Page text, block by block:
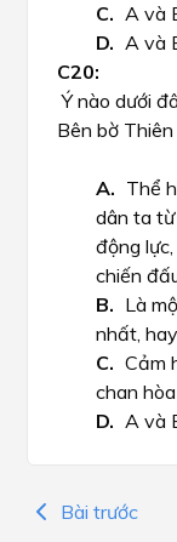
A và
A và
Ý nào dưới
Bên bờ
Thể
dân ta từ
động
chiến
Là
nhất,
Cảm
chan
A và
Bài trước